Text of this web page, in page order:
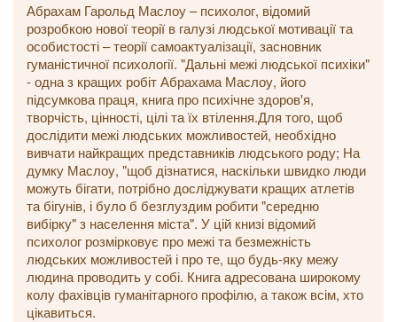
Абрахам Гарольд Маслоу – психолог, відомий
розробкою нової теорії в галузі людської мотивації та
особистості – теорії самоактуалізації, засновник
гуманістичної психології. "Дальні межі людської психіки"
- одна з кращих робіт Абрахама Маслоу, його
підсумкова праця, книга про психічне здоров'я,
творчість, цінності, цілі та їх втілення.Для того, щоб
дослідити межі людських можливостей, необхідно
вивчати найкращих представників людського роду; На
думку Маслоу, "щоб дізнатися, наскільки швидко люди
можуть бігати, потрібно досліджувати кращих атлетів
та бігунів, і було б безглуздим робити "середню
вибірку" з населення міста". У цій книзі відомий
психолог розмірковує про межі та безмежність
людських можливостей і про те, що будь-яку межу
людина проводить у собі. Книга адресована широкому
колу фахівців гуманітарного профілю, а також всім, хто
цікавиться.